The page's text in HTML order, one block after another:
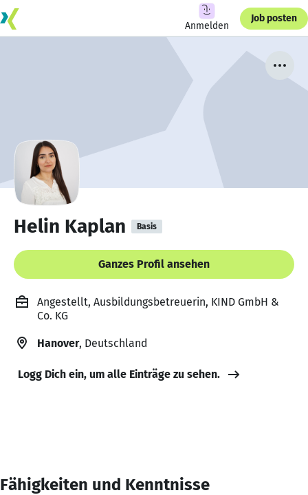
Anmelden
Job posten
Helin Kaplan Basis
Ganzes Profil ansehen
Angestellt, Ausbildungsbetreuerin, KIND GmbH &
Co. KG
Hanover, Deutschland
Logg Dich ein, um alle Einträge zu sehen.
Fähigkeiten und Kenntnisse